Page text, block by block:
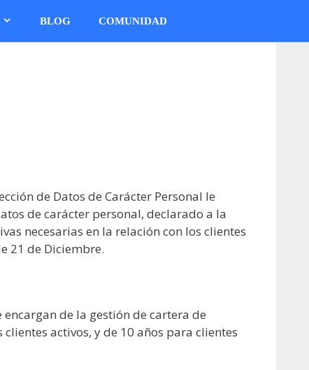
BLOG COMUNIDAD
de Datos de Carácter Personal le
de carácter personal, declarado a la
necesarias en la relación con los clientes
21 de Diciembre.
de la gestión de cartera de
activos, y de 10 años para clientes